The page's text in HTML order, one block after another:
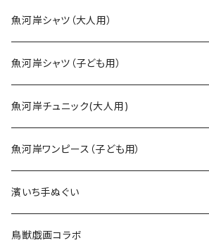
魚河岸シャツ（大人用）
SSサイズ
Sサイズ
Mサイズ
Lサイズ
LLサイズ
魚河岸シャツ（子ども用）
90cm
100cm
110cm
120cm
魚河岸チュニック(大人用)
魚河岸ワンピース（子ども用）
100cm
120cm
濱いち手ぬぐい
鳥獣戯画コラボ